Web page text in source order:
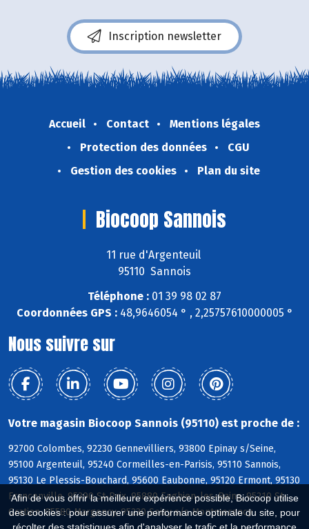
Afin de vous offrir la meilleure expérience possible, Biocoop utilise
des cookies : pour assurer une performance optimale du site, pour
Inscription newsletter
Accueil Contact
Mentions légales
Protection des données
CGU
Gestion des cookies
Plan du site
Biocoop Sannois
11 rue d'Argenteuil
95110 Sannois
Téléphone : 01 39 98 02 87
Coordonnées GPS :48,9646054 ° , 2,25757610000005 °
Nous suivre sur
Votre magasin Biocoop Sannois (95110) est proche de :
92700 Colombes, 92230 Gennevilliers, 93800 Epinay s/Seine,
95100 Argenteuil, 95240 Cormeilles-en-Parisis, 95110 Sannois,
95130 Le Plessis-Bouchard, 95600 Eaubonne, 95120 Ermont, 95130
Franconville, 95390 St-Prix, 95880 Enghien-les-Bains, 95210 St-
Gratien, 95580 Margency, 95230 Soisy s/s Montmorency